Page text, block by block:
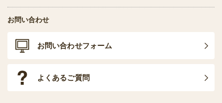
お問い合わせ
お問い合わせフォーム
よくあるご質問